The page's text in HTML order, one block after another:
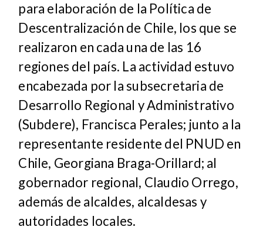
para elaboración de la Política de
Descentralización de Chile, los que se
realizaron en cada una de las 16
regiones del país. La actividad estuvo
encabezada por la subsecretaria de
Desarrollo Regional y Administrativo
(Subdere), Francisca Perales; junto a la
representante residente del PNUD en
Chile, Georgiana Braga-Orillard; al
gobernador regional, Claudio Orrego,
además de alcaldes, alcaldesas y
autoridades locales.